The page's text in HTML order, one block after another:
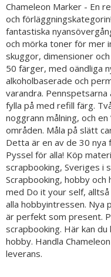
Chameleon Marker - En
och
fantastiska
och mörka toner för mer
skuggor, dimensioner
50 färger, med oändliga
alkoholbaserade och
varandra.
fylla på med refill färg.
noggrann målning, och
områden. Måla på slätt
Detta är en av de 30 nya
Pyssel för alla! Köp
scrapbooking, Sveriges i
Scrapbooking, hobby
med Do it your self,
alla hobbyintressen. Nya
är perfekt som present.
scrapbooking. Här kan
hobby. Handla
leverans.